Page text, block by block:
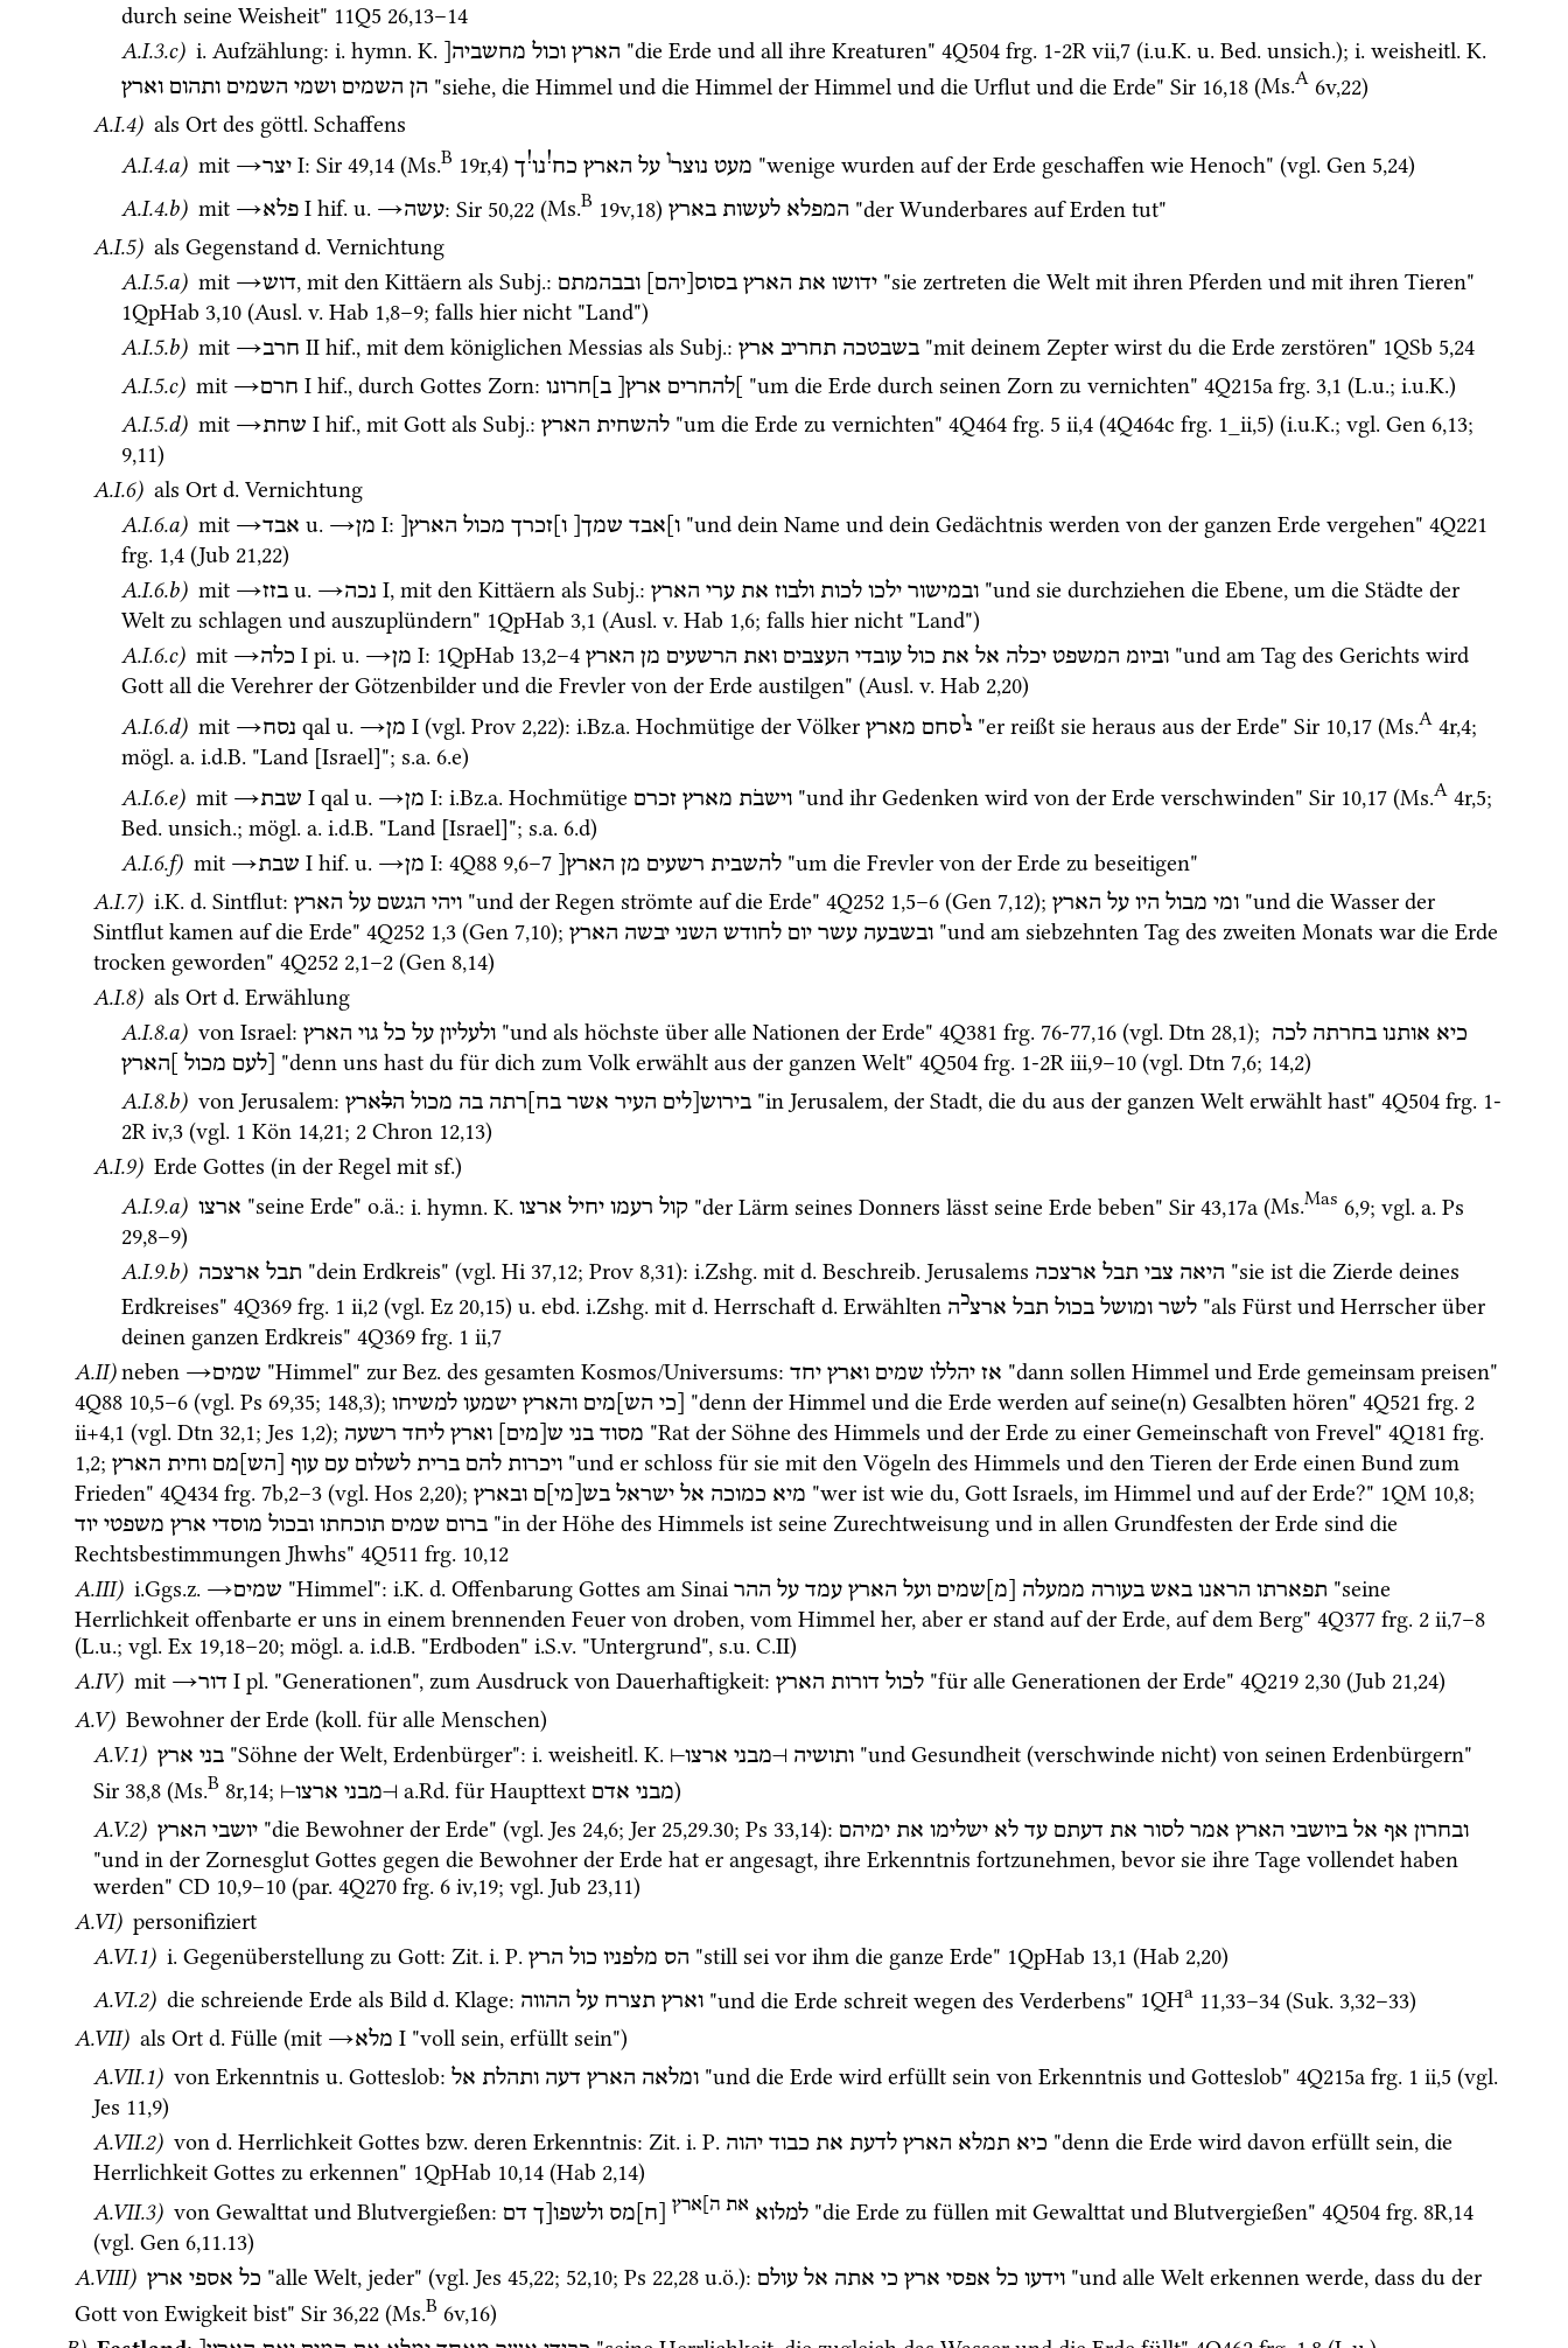
durch seine Weisheit" 11Q5 26,13–14
A.I.3.c) i. Aufzählung: i. hymn. K. הארץ וכול מחשביה[ "die Erde und all ihre Kreaturen" 4Q504 frg. 1-2R vii,7 (i.u.K. u. Bed. unsich.); i. weisheitl. K.
הן השמים ושמי השמים ותהום וארץ "siehe, die Himmel und die Himmel der Himmel und die Urflut und die Erde" Sir 16,18 (Ms.A 6v,22)
A.I.4) als Ort des göttl. Schaffens
A.I.4.a) mit →יצר ‎ I: Sir 49,14 (Ms.B 19r,4) מעט נוצרו על הארץ כח!נו!ך "wenige wurden auf der Erde geschaffen wie Henoch" (vgl. Gen 5,24)
A.I.4.b) mit →פלא ‎ I hif. u. →עשה: Sir 50,22 (Ms.B 19v,18) המפלא לעשות בארץ
"der Wunderbares auf Erden tut"
A.I.5) als Gegenstand d. Vernichtung
A.I.5.a) mit →דוש, mit den Kittäern als Subj.: ידושו את הארץ בסוס[יהם] ובבהמתם
1QpHab 3,10 (Ausl. v. Hab 1,8–9; falls hier nicht "Land")
A.I.5.b) mit →חרב ‎ II hif., mit dem königlichen Messias als Subj.: בשבטכה תחריב ארץ "mit deinem Zepter wirst du die Erde zerstören" 1QSb 5,24
A.I.5.c) mit →חרם ‎ I hif., durch Gottes Zorn: ]להחרים ארץ[ ב]חרונו "um die Erde durch seinen Zorn zu vernichten" 4Q215a frg. 3,1 (L.u.; i.u.K.)
A.I.5.d) mit →שחת ‎ I hif., mit Gott als Subj.: להשחית הארץ "um die Erde zu vernichten" 4Q464 frg. 5 ii,4 (4Q464c frg. 1_ii,5) (i.u.K.; vgl. Gen 6,13
9,11)
A.I.6) als Ort d. Vernichtung
A.I.6.a) mit →אבד u. →מן ‎ I: ו]אבד שמך[ ו]זכרך מכול הארץ[ "und dein Name und dein Gedächtnis werden von der ganzen Erde vergehen" 4Q221
frg. 1,4 (Jub 21,22)
A.I.6.b) mit →בזז u. →נכה ‎ I, mit den Kittäern als Subj.: ובמישור ילכו לכות ולבוז את ערי הארץ
"und sie durchziehen die Ebene, um die Städte der
Welt zu schlagen und auszuplündern" 1QpHab 3,1 (Ausl. v. Hab 1,6; falls hier nicht "Land")
A.I.6.c) mit →כלה ‎ I pi. u. →מן ‎ I: 1QpHab 13,2–4 וביומ המשפט יכלה אל את כול עובדי העצבים ואת הרשעים מן הארץ
"und am Tag des Gerichts wird
Gott all die Verehrer der Götzenbilder und die Frevler von der Erde austilgen" (Ausl. v. Hab 2,20)
A.I.6.d) mit →נסח qal u. →מן ‎ I (vgl. Prov 2,22): i.Bz.a. Hochmütige der Völker יוסחם מארץ "er reißt sie heraus aus der Erde" Sir 10,17 (Ms.A 4r,4
mögl. a. i.d.B. "Land [Israel]"; s.a. 6.e)
A.I.6.e) mit →שבת ‎ I qal u. →מן ‎ I: i.Bz.a. Hochmütige וישבֹת מארץ זכרם "und ihr Gedenken wird von der Erde verschwinden" Sir 10,17 (Ms.A 4r,5
Bed. unsich.; mögl. a. i.d.B. "Land [Israel]"; s.a. 6.d)
A.I.6.f) mit →שבת ‎ I hif. u. →מן ‎ I: 4Q88 9,6–7 להשבית רשעים מן הארץ[
"um die Frevler von der Erde zu beseitigen"
A.I.7) i.K. d. Sintflut: ויהי הגשם על הארץ "und der Regen strömte auf die Erde" 4Q252 1,5–6 (Gen 7,12); ומי מבול היו על הארץ
"und die Wasser der
Sintflut kamen auf die Erde" 4Q252 1,3 (Gen 7,10); ובשבעה עשר יום לחודש השני יבשה הארץ
"und am siebzehnten Tag des zweiten Monats war die Erde
trocken geworden" 4Q252 2,1–2 (Gen 8,14)
A.I.8) als Ort d. Erwählung
A.I.8.a) von Israel: ולעליון על כל גוי הארץ "und als höchste über alle Nationen der Erde" 4Q381 frg. 76-77,16 (vgl. Dtn 28,1); כיא אותנו בחרתה לכה
[לעם מכול ]הארץ "denn uns hast du für dich zum Volk erwählt aus der ganzen Welt" 4Q504 frg. 1-2R iii,9–10 (vgl. Dtn 7,6; 14,2)
A.I.8.b) von Jerusalem: בירוש[לים העיר אשר בח]רתה בה מכול הלארץ "in Jerusalem, der Stadt, die du aus der ganzen Welt erwählt hast" 4Q504 frg. 1-
2R iv,3 (vgl. 1 Kön 14,21; 2 Chron 12,13)
A.I.9) Erde Gottes (in der Regel mit sf.)
A.I.9.a) ארצו "seine Erde" o.ä.: i. hymn. K. קול רעמו יחיל ארצו "der Lärm seines Donners lässt seine Erde beben" Sir 43,17a (Ms.Mas 6,9; vgl. a. Ps
29,8–9)
A.I.9.b)
תבל ארצכה "dein Erdkreis" (vgl. Hi 37,12; Prov 8,31): i.Zshg. mit d. Beschreib. Jerusalems היאה צבי תבל ארצכה
"sie ist die Zierde deines
Erdkreises" 4Q369 frg. 1 ii,2 (vgl. Ez 20,15) u. ebd. i.Zshg. mit d. Herrschaft d. Erwählten לשר ומושל בכול תבל ארצכה
"als Fürst und Herrscher über
deinen ganzen Erdkreis" 4Q369 frg. 1 ii,7
A.II)neben →שמים "Himmel" zur Bez. des gesamten Kosmos/Universums: אז יהללו שמים וארץ יחד
4Q88 10,5–6 (vgl. Ps 69,35; 148,3); [כי הש]מים והארץ ישמעו למשיחו "denn der Himmel und die Erde werden auf seine(n) Gesalbten hören" 4Q521 frg. 2
ii+4,1 (vgl. Dtn 32,1; Jes 1,2); מסוד בני ש[מים] וארץ ליחד רשעה "Rat der Söhne des Himmels und der Erde zu einer Gemeinschaft von Frevel" 4Q181 frg.
1,2; ויכרות להם ברית לשלום עם עוף [הש]מם וחית הארץ
"und er schloss für sie mit den Vögeln des Himmels und den Tieren der Erde einen Bund zum
Frieden" 4Q434 frg. 7b,2–3 (vgl. Hos 2,20); מיא כמוכה אל ישראל בש[מי]ם ובארץ "wer ist wie du, Gott Israels, im Himmel und auf der Erde?" 1QM 10,8
ברום שמים תוכחתו ובכול מוסדי ארץ משפטי יוד
"in der Höhe des Himmels ist seine Zurechtweisung und in allen Grundfesten der Erde sind die
Rechtsbestimmungen Jhwhs" 4Q511 frg. 10,12
A.III) i.Ggs.z. →שמים "Himmel": i.K. d. Offenbarung Gottes am Sinai תפארתו הראנו באש בעורה ממעלה [מ]שמים ועל הארץ עמד על ההר
"seine
Herrlichkeit offenbarte er uns in einem brennenden Feuer von droben, vom Himmel her, aber er stand auf der Erde, auf dem Berg" 4Q377 frg. 2 ii,7–8
(L.u.; vgl. Ex 19,18–20; mögl. a. i.d.B. "Erdboden" i.S.v. "Untergrund", s.u. C.II)
A.IV) mit →דור ‎ I pl. "Generationen", zum Ausdruck von Dauerhaftigkeit: לכול דורות הארץ "für alle Generationen der Erde" 4Q219 2,30 (Jub 21,24)
A.V) Bewohner der Erde (koll. für alle Menschen)
A.V.1) בני ארץ "Söhne der Welt, Erdenbürger": i. weisheitl. K. ותושיה ⊢מבני ארצו⊣
Sir 38,8 (Ms.B 8r,14; ⊢מבני ארצו⊣ a.Rd. für Haupttext מבני אדם
)
A.V.2) יושבי הארץ "die Bewohner der Erde" (vgl. Jes 24,6; Jer 25,29.30; Ps 33,14): ובחרון אף אל ביושבי הארץ אמר לסור את דעתם עד לא ישלימו את ימיהם
"und in der Zornesglut Gottes gegen die Bewohner der Erde hat er angesagt, ihre Erkenntnis fortzunehmen, bevor sie ihre Tage vollendet haben
werden" CD 10,9–10 (par. 4Q270 frg. 6 iv,19; vgl. Jub 23,11)
A.VI) personifiziert
A.VI.1) i. Gegenüberstellung zu Gott: Zit. i. P. הס מלפניו כול הרץ "still sei vor ihm die ganze Erde" 1QpHab 13,1 (Hab 2,20)
A.VI.2) die schreiende Erde als Bild d. Klage: וארץ תצרח על ההווה "und die Erde schreit wegen des Verderbens" 1QHa 11,33–34 (Suk. 3,32–33)
A.VII) als Ort d. Fülle (mit →מלא ‎ I "voll sein, erfüllt sein")
A.VII.1) von Erkenntnis u. Gotteslob: ומלאה הארץ דעה ותהלת אל "und die Erde wird erfüllt sein von Erkenntnis und Gotteslob" 4Q215a frg. 1 ii,5 (vgl.
Jes 11,9)
A.VII.2) von d. Herrlichkeit Gottes bzw. deren Erkenntnis: Zit. i. P. כיא תמלא הארץ לדעת את כבוד יהוה
"denn die Erde wird davon erfüllt sein, die
Herrlichkeit Gottes zu erkennen" 1QpHab 10,14 (Hab 2,14)
A.VII.3) von Gewalttat und Blutvergießen: למלוא את ה]ארץ [ח]מס ולשפו[ך דם "die Erde zu füllen mit Gewalttat und Blutvergießen" 4Q504 frg. 8R,14
(vgl. Gen 6,11.13)
A.VIII) כל אספי ארץ "alle Welt, jeder" (vgl. Jes 45,22; 52,10; Ps 22,28 u.ö.): וידעו כל אפסי ארץ כי אתה אל עולם
"und alle Welt erkennen werde, dass du der
Gott von Ewigkeit bist" Sir 36,22 (Ms.B 6v,16)